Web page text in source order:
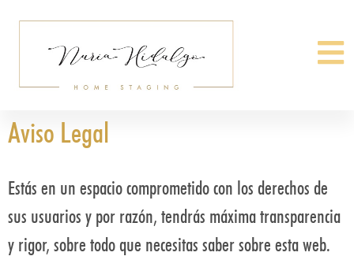
Aviso Legal
Estás en un espacio comprometido con los derechos de
sus usuarios y por razón, tendrás máxima transparencia
y rigor, sobre todo que necesitas saber sobre esta web.